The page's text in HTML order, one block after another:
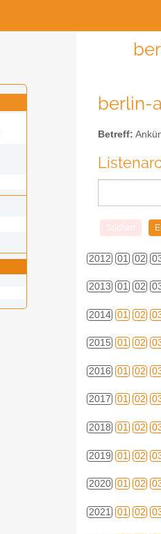
berlin-
Betreff:
2012 01 02
2013 01 02
2014 01 02
2015 01 02
2016 01 02
2017 01 02
2018 01 02
2019 01 02
2020 01 02
2021 01 02